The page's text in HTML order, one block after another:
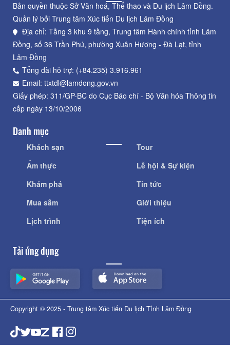
Bản quyền thuộc Sở Văn hoá, Thể thao và Du lịch Lâm Đồng.
Quản lý bởi Trung tâm Xúc tiến Du lịch Lâm Đồng
Địa chỉ: Tầng 3 khu 9 tầng, Trung tâm Hành chính tỉnh Lâm
Đồng, số 36 Trần Phú, phường Xuân Hương - Đà Lạt, tỉnh
Lâm Đồng
Tổng đài hỗ trợ: (+84.235) 3.916.961
Email: ttxtdl@lamdong.gov.vn
Giấy phép: 311/GP-BC do Cục Báo chí - Bộ Văn hóa Thông tin
cấp ngày 13/10/2006
Danh mục
Khách sạn
Ẩm thực
Khám phá
Mua sắm
Lịch trình
Tour
Lễ hội & Sự kiện
Tin tức
Giới thiệu
Tiện ích
Tải ứng dụng
Copyright © 2025 - Trung tâm Xúc tiến Du lịch Tỉnh Lâm Đồng